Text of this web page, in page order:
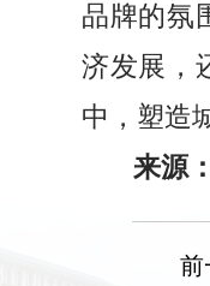
品牌的氛
济发展，
中，塑造
来源
前